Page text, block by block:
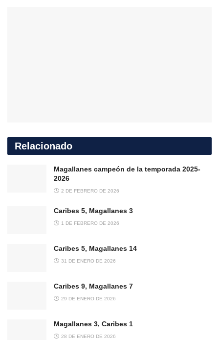
Relacionado
Magallanes campeón de la temporada 2025-
2026
2 DE FEBRERO DE 2026
Caribes 5, Magallanes 3
1 DE FEBRERO DE 2026
Caribes 5, Magallanes 14
31 DE ENERO DE 2026
Caribes 9, Magallanes 7
29 DE ENERO DE 2026
Magallanes 3, Caribes 1
28 DE ENERO DE 2026